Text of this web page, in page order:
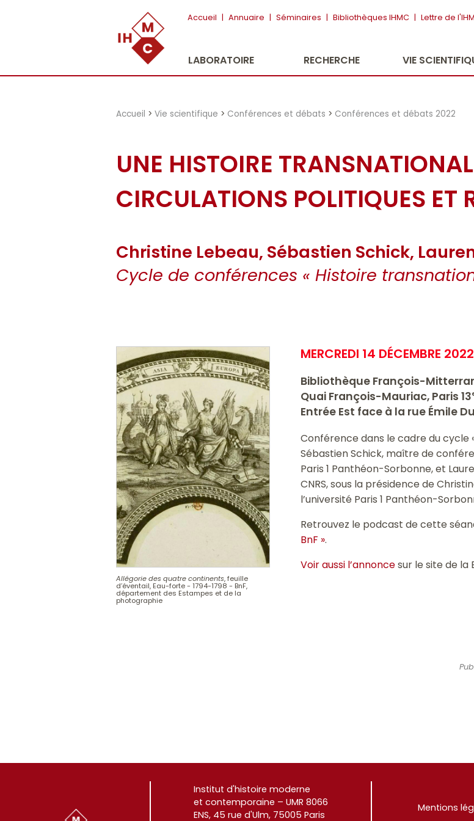
Accueil | Annuaire | Séminaires | Bibliothèques IHMC | Lettre de
LABORATOIRE RECHERCHE VIE
Accueil >Vie scientifique > Conférences et débats > Conférences et débats 2022
UNE HISTOIRE
CIRCULATIONS POLITIQUES ET
Christine Lebeau, Sébastien Schick,
Cycle de conférences « Histoire
Allégorie des quatre continents, feuille
d’éventail, Eau-forte - 1794-1798 - BnF,
département des Estampes et de la
photographie
MERCREDI 14 DÉCEMBRE
Bibliothèque François-
Quai François-Mauriac, Paris 13
Entrée Est face à la rue Émile
Conférence dans le cadre du cycle
Sébastien Schick, maître de
Paris 1 Panthéon-Sorbonne, et
CNRS, sous la présidence de
l’université Paris 1 Panthéon-
Retrouvez le podcast de cette
BnF ».
Voir aussi l’annoncesur le site de la
Institut d'histoire moderne
et contemporaine – UMR 8066
ENS, 45 rue d'Ulm, 75005 Paris
Mentions